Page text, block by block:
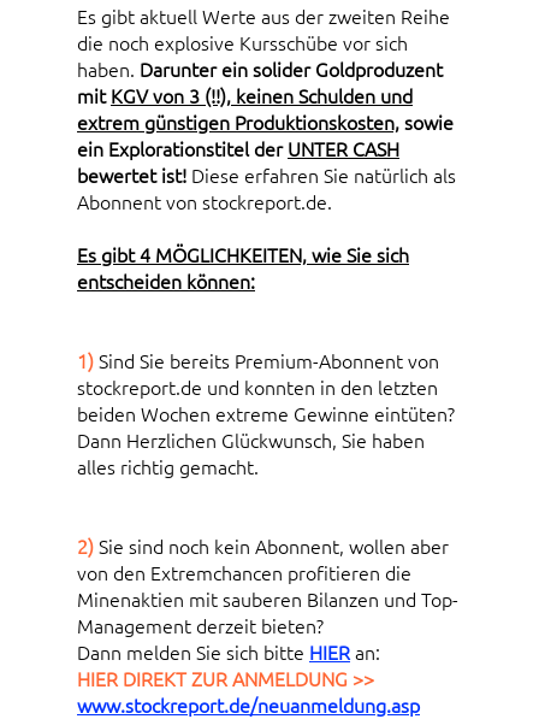
Es gibt aktuell Werte aus der zweiten Reihe
die noch explosive Kursschübe vor sich
haben. Darunter ein solider Goldproduzent
mitKGV von 3 (!!), keinen Schulden und
extrem günstigen Produktionskosten,sowie
ein Explorationstitel derUNTER CASH
bewertet ist! Diese erfahren Sie natürlich als
Abonnent von stockreport.de.
Es gibt 4 MÖGLICHKEITEN, wie Sie sich
entscheiden können:
1)Sind Sie bereits Premium-Abonnent von
stockreport.de und konnten in den letzten
beiden Wochen extreme Gewinne eintüten?
Dann Herzlichen Glückwunsch, Sie haben
alles richtig gemacht.
2)Sie sind noch kein Abonnent, wollen aber
von den Extremchancen profitieren die
Minenaktien mit sauberen Bilanzen und Top-
Management derzeit bieten?
Dann melden Sie sich bitte HIERan:
HIER DIREKT ZUR ANMELDUNG >>
www.stockreport.de/neuanmeldung.asp